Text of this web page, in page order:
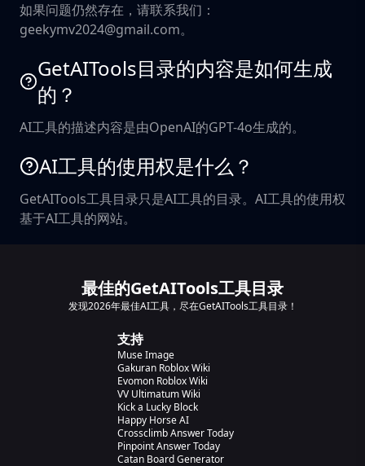
如果问题仍然存在，请联系我们：
geekymv2024@gmail.com。
GetAITools目录的内容是如何生成
的？
AI工具的描述内容是由OpenAI的GPT-4o生成的。
AI工具的使用权是什么？
GetAITools工具目录只是AI工具的目录。AI工具的使用权
基于AI工具的网站。
最佳的GetAITools工具目录
发现2026年最佳AI工具，尽在GetAITools工具目录！
支持
Muse Image
Gakuran Roblox Wiki
Evomon Roblox Wiki
VV Ultimatum Wiki
Kick a Lucky Block
Happy Horse AI
Crossclimb Answer Today
Pinpoint Answer Today
Catan Board Generator